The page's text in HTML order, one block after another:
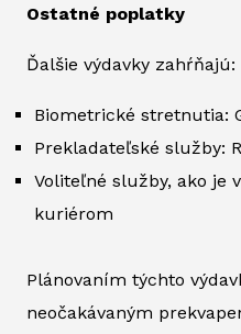
Ostatné poplatky
Ďalšie výdavky zahŕňajú:
Biometrické stretnutia:
Prekladateľské služby:
Voliteľné služby, ako je
kuriérom
Plánovaním týchto
neočakávaným